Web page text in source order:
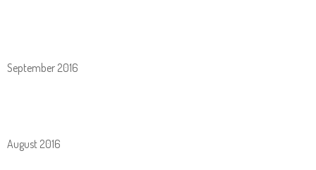
September 2016
August 2016